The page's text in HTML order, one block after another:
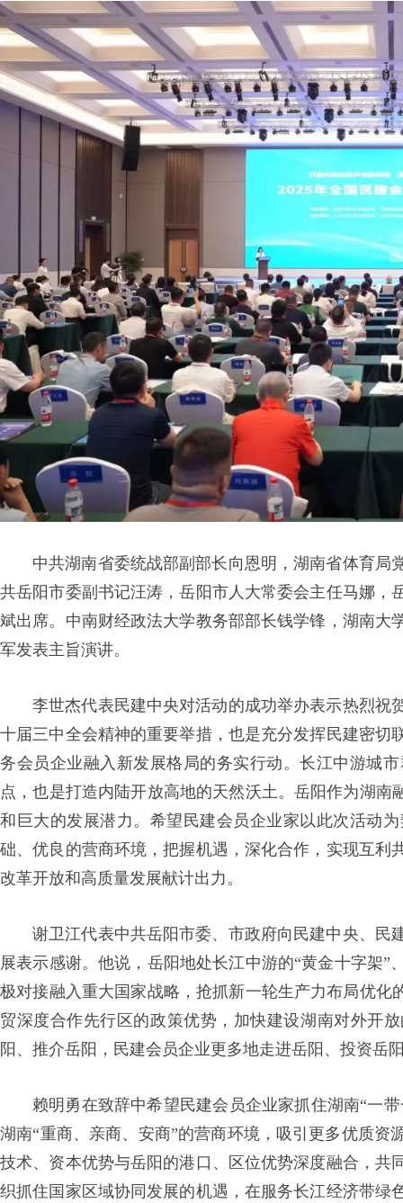
中共湖南省委统战部副部长向恩明，湖南省体育
共岳阳市委副书记汪涛，岳阳市人大常委会主任马娜
斌出席。中南财经政法大学教务部部长钱学锋，湖南
军发表主旨演讲。
李世杰代表民建中央对活动的成功举办表示热烈祝
十届三中全会精神的重要举措，也是充分发挥民建密
务会员企业融入新发展格局的务实行动。长江中游城
点，也是打造内陆开放高地的天然沃土。岳阳作为湖
和巨大的发展潜力。希望民建会员企业家以此次活动
础、优良的营商环境，把握机遇，深化合作，实现互
改革开放和高质量发展献计出力。
谢卫江代表中共岳阳市委、市政府向民建中央、民
展表示感谢。他说，岳阳地处长江中游的“黄金十字架
极对接融入重大国家战略，抢抓新一轮生产力布局优化
贸深度合作先行区的政策优势，加快建设湖南对外开
阳、推介岳阳，民建会员企业更多地走进岳阳、投资岳
赖明勇在致辞中希望民建会员企业家抓住湖南“一
湖南“重商、亲商、安商”的营商环境，吸引更多优质
技术、资本优势与岳阳的港口、区位优势深度融合，
织抓住国家区域协同发展的机遇，在服务长江经济带